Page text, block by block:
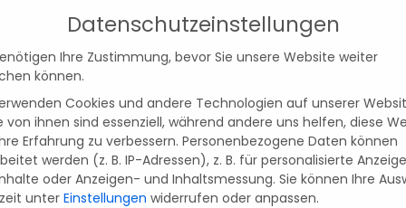
ruf uns an
Inspirationen Küchenstudios
Datenschutzeinstellungen
Ihre Zustimmung, bevor Sie unsere Website weiter
können.
Cookies und andere Technologien auf unserer
von ihnen sind essenziell, während andere uns helfen, diese
Erfahrung zu verbessern. Personenbezogene Daten können
werden (z. B. IP-Adressen), z. B. für personalisierte
oder Anzeigen- und Inhaltsmessung. Sie können Ihre
unter Einstellungen widerrufen oder anpassen.